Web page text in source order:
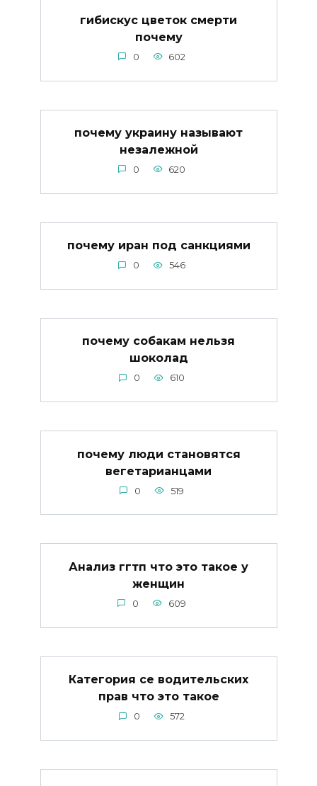
гибискус цветок смерти
почему
0 602
почему украину называют
незалежной
0 620
почему иран под санкциями
0 546
почему собакам нельзя
шоколад
0 610
почему люди становятся
вегетарианцами
0 519
Анализ ггтп что это такое у
женщин
0 609
Категория се водительских
прав что это такое
0 572